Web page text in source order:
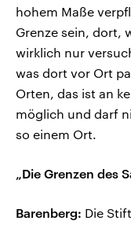
hohem Maße
Grenze sein, dort,
wirklich nur
was dort vor Ort
Orten, das ist an
möglich und darf
so einem Ort.
„Die Grenzen des
Barenberg: Die